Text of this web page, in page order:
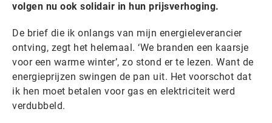
volgen nu ook solidair in hun prijsverhoging.
De brief die ik onlangs van mijn energieleverancier
ontving, zegt het helemaal. ‘We branden een kaarsje
voor een warme winter’, zo stond er te lezen. Want de
energieprijzen swingen de pan uit. Het voorschot dat
ik hen moet betalen voor gas en elektriciteit werd
verdubbeld.